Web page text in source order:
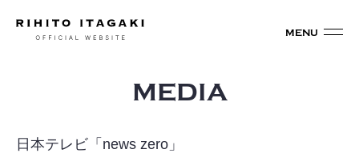
MEDIA
日本テレビ「news zero」